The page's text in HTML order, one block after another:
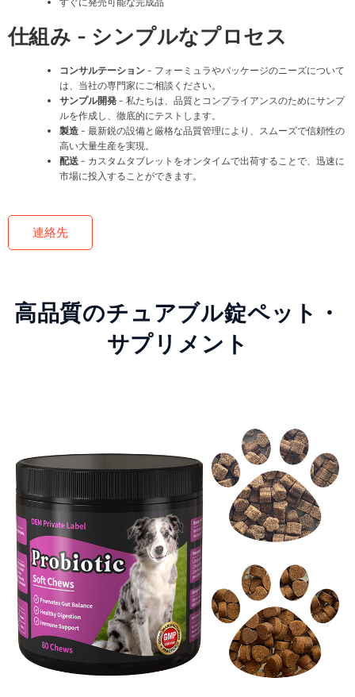
仕組み - シンプルなプロセス
コンサルテーション - フォーミュラやパッケージのニーズについて
は、当社の専門家にご相談ください。
サンプル開発 - 私たちは、品質とコンプライアンスのためにサンプ
ルを作成し、徹底的にテストします。
製造 - 最新鋭の設備と厳格な品質管理により、スムーズで信頼性の
高い大量生産を実現。
配送 - カスタムタブレットをオンタイムで出荷することで、迅速に
市場に投入することができます。
連絡先
高品質のチュアブル錠ペット・
サプリメント